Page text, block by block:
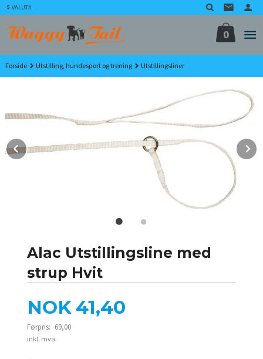
Gå
til
innholdet
VALUTA
0
Forside Utstilling, hundesport og trening Utstillingsliner
Prev
Alac Utstillingsline med
strup Hvit
Tilbud
NOK 41,40
Førpris: 69,00
Rabatt
inkl. mva.